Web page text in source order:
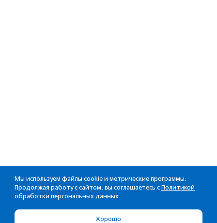
Мы используем файлы cookie и метрические программы.
Продолжая работу с сайтом, вы соглашаетесь с Политикой
обработки персональных данных
Хорошо